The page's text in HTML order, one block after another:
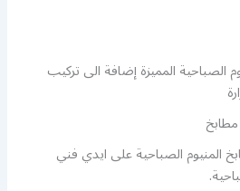
الصباحية المميزة إضافة الى تركيب
المنيوم الصباحية على ايدي فني